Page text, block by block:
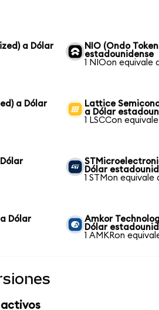
a Dólar
NIO (Ondo
estadounidense
1 NIOon equivale
a Dólar
Lattice
a Dólar
1 LSCCon
Dólar
1 STMon equivale
Dólar
Amkor
Dólar
1 AMKRon
activos